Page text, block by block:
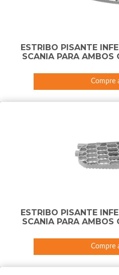
ESTRIBO PISANTE
SCANIA PARA AMBOS
Compre
ESTRIBO PISANTE
SCANIA PARA AMBOS
Compre